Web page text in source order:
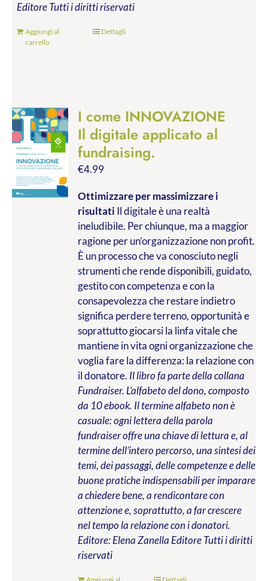
EditoreTutti i diritti riservati
Aggiungi al
carrello
Dettagli
I come INNOVAZIONE
Il digitale applicato al
fundraising.
€4.99
Ottimizzare per massimizzare i
risultati Il digitale è una realtà
ineludibile. Per chiunque, ma a maggior
ragione per un’organizzazione non profit.
È un processo che va conosciuto negli
strumenti che rende disponibili, guidato,
gestito con competenza e con la
consapevolezza che restare indietro
significa perdere terreno, opportunità e
soprattutto giocarsi la linfa vitale che
mantiene in vita ogni organizzazione che
voglia fare la differenza: la relazione con
il donatore. Il libro fa parte della collana
Fundraiser. L’alfabeto del dono, composto
da 10 ebook. Il termine alfabeto non è
casuale: ogni lettera della parola
fundraiser offre una chiave di lettura e, al
termine dell’intero percorso, una sintesi dei
temi, dei passaggi, delle competenze e delle
buone pratiche indispensabili per imparare
a chiedere bene, a rendicontare con
attenzione e, soprattutto, a far crescere
nel tempo la relazione con i donatori.
Editore: Elena Zanella EditoreTutti i diritti
riservati